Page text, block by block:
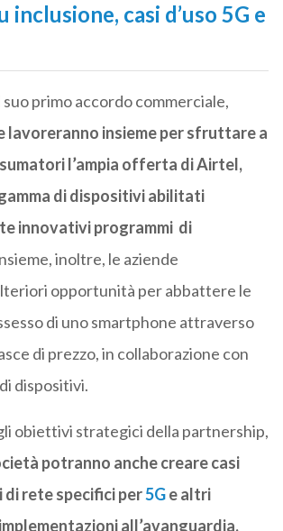
inclusione, casi d’uso 5G e
primo accordo commerciale,
lavoreranno insieme per sfruttare a
l’ampia offerta di Airtel,
di dispositivi abilitati
innovativi programmi di
inoltre, le aziende
opportunità per abbattere le
di uno smartphone attraverso
di prezzo, in collaborazione con
dispositivi.
obiettivi strategici della partnership,
potranno anche creare casi
di rete specifici per5Ge altri
all’avanguardia.